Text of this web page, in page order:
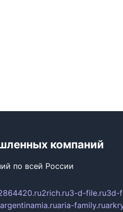
компаний
по всей России
2rich.ru3-d-file.ru3d-
argentinamia.ruaria-family.ru